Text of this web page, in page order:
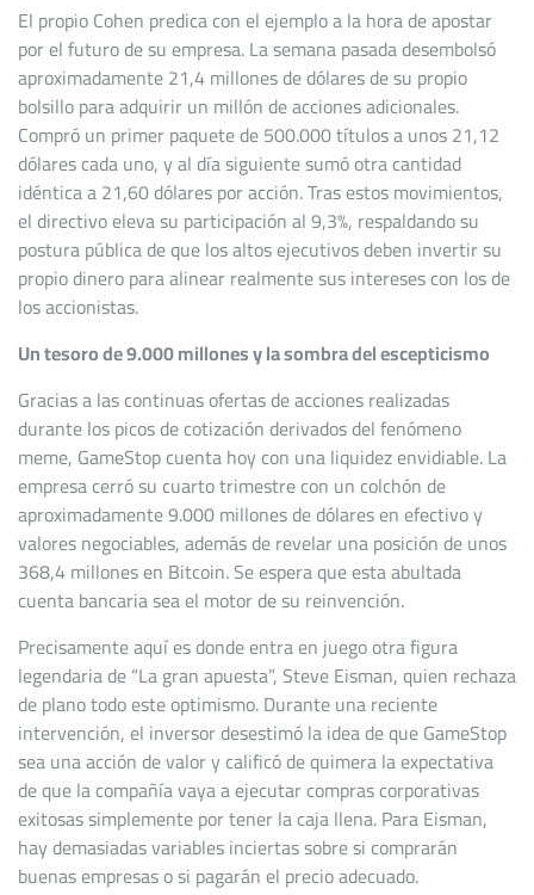
El propio Cohen predica con el ejemplo a la hora de apostar
por el futuro de su empresa. La semana pasada desembolsó
aproximadamente 21,4 millones de dólares de su propio
bolsillo para adquirir un millón de acciones adicionales.
Compró un primer paquete de 500.000 títulos a unos 21,12
dólares cada uno, y al día siguiente sumó otra cantidad
idéntica a 21,60 dólares por acción. Tras estos movimientos,
el directivo eleva su participación al 9,3%, respaldando su
postura pública de que los altos ejecutivos deben invertir su
propio dinero para alinear realmente sus intereses con los de
los accionistas.
Un tesoro de 9.000 millones y la sombra del escepticismo
Gracias a las continuas ofertas de acciones realizadas
durante los picos de cotización derivados del fenómeno
meme, GameStop cuenta hoy con una liquidez envidiable. La
empresa cerró su cuarto trimestre con un colchón de
aproximadamente 9.000 millones de dólares en efectivo y
valores negociables, además de revelar una posición de unos
368,4 millones en Bitcoin. Se espera que esta abultada
cuenta bancaria sea el motor de su reinvención.
Precisamente aquí es donde entra en juego otra figura
legendaria de “La gran apuesta”, Steve Eisman, quien rechaza
de plano todo este optimismo. Durante una reciente
intervención, el inversor desestimó la idea de que GameStop
sea una acción de valor y calificó de quimera la expectativa
de que la compañía vaya a ejecutar compras corporativas
exitosas simplemente por tener la caja llena. Para Eisman,
hay demasiadas variables inciertas sobre si comprarán
buenas empresas o si pagarán el precio adecuado.